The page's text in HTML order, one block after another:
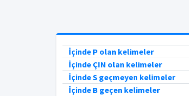
İçinde P olan kelimeler
İçinde ÇIN olan kelimeler
İçinde S geçmeyen kelimeler
İçinde B geçen kelimeler